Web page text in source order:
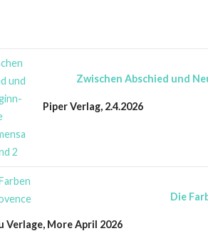
Zwischen Abschied und
Piper Verlag, 2.4.2026
Die
Verlage, More April 2026